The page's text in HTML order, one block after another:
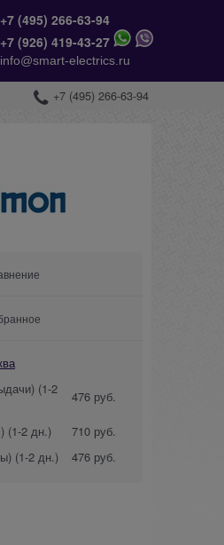
+7 (495) 266-63-94
+7 (926) 419-43-27
info@smart-electrics.ru
+7 (495) 266-63-94
(1-2
476 руб.
(1-2 дн.)
710 руб.
(1-2 дн.) 476 руб.